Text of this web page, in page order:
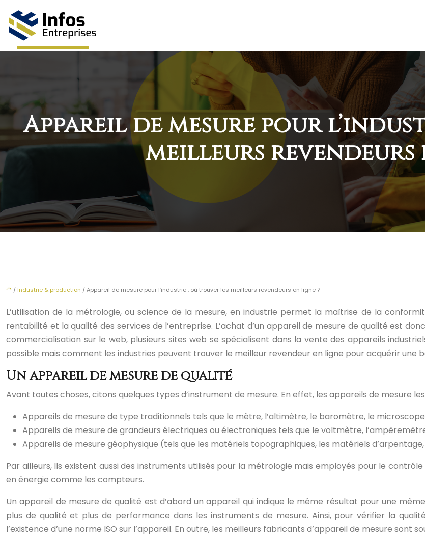
Appareil de mesure pour
meilleurs revendeurs
/ Industrie & production / Appareil de mesure pour l’industrie : où trouver les meilleurs revendeurs en ligne ?
L’utilisation de la métrologie, ou science de la mesure, en industrie permet la maîtrise de la
rentabilité et la qualité des services de l’entreprise. L’achat d’un appareil de mesure de qualité est
commercialisation sur le web, plusieurs sites web se spécialisent dans la vente des appareils
possible mais comment les industries peuvent trouver le meilleur revendeur en ligne pour acquérir une
Un appareil de mesure de qualité
Avant toutes choses, citons quelques types d’instrument de mesure. En effet, les appareils de mesure
Appareils de mesure de type traditionnels tels que le mètre, l’altimètre, le baromètre, le
Appareils de mesure de grandeurs électriques ou électroniques tels que le voltmètre,
Appareils de mesure géophysique (tels que les matériels topographiques, les matériels
Par ailleurs, Ils existent aussi des instruments utilisés pour la métrologie mais employés pour le
en énergie comme les compteurs.
Un appareil de mesure de qualité est d’abord un appareil qui indique le même résultat pour une
plus de qualité et plus de performance dans les instruments de mesure. Ainsi, pour vérifier la
l’existence d’une norme ISO sur l’appareil. En outre, les meilleurs fabricants d’appareil de mesure sont